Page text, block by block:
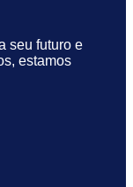
seu futuro e
estamos